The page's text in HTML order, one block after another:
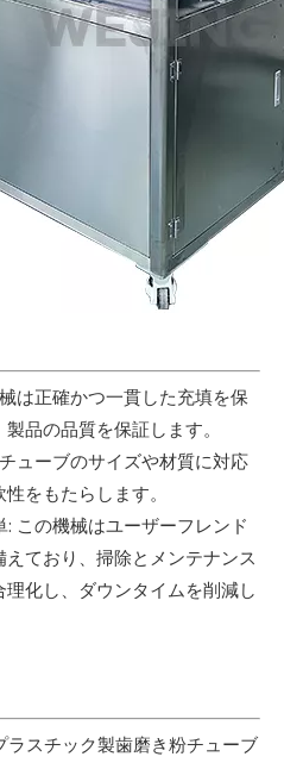
は正確かつ一貫した充填を保
品の品質を保証します。
ューブのサイズや材質に対応
をもたらします。
この機械はユーザーフレンド
ており、掃除とメンテナンス
化し、ダウンタイムを削減し
スチック製歯磨き粉チューブ